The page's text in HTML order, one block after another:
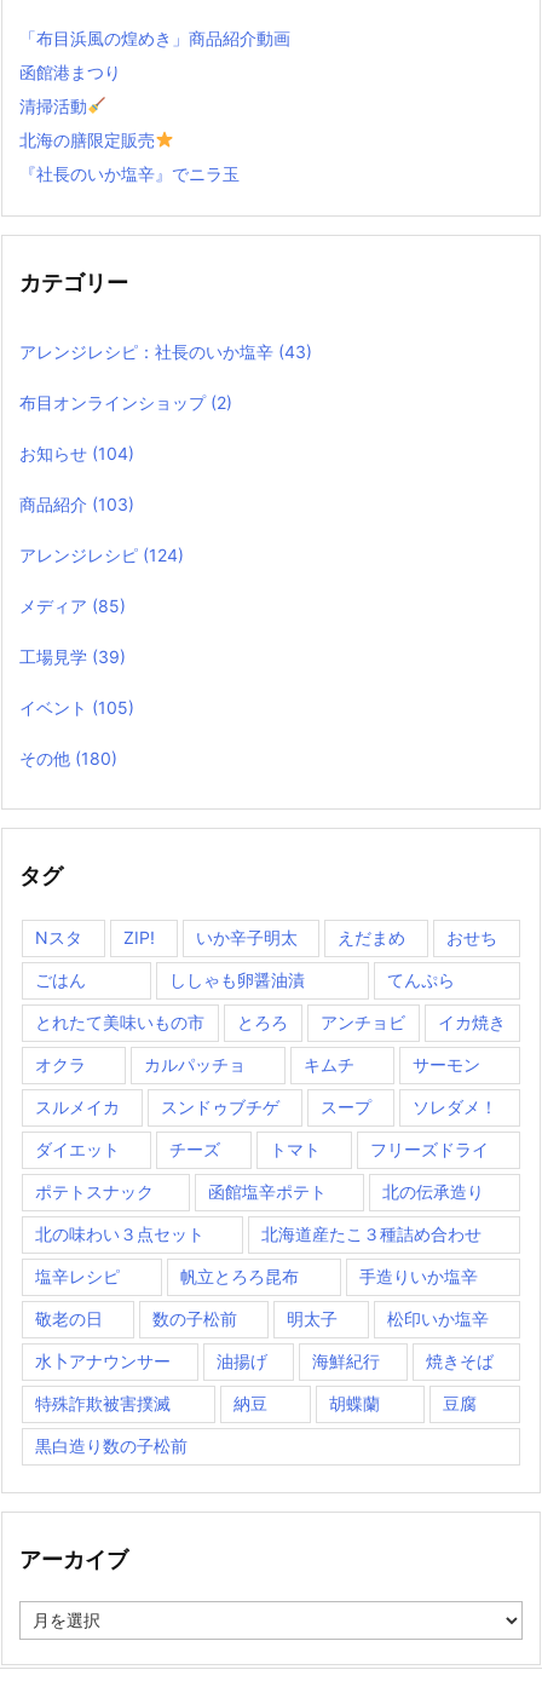
「布目浜風の煌めき」商品紹介動画
函館港まつり
清掃活動
北海の膳限定販売
『社長のいか塩辛』でニラ玉
カテゴリー
アレンジレシピ：社長のいか塩辛 (43)
布目オンラインショップ (2)
お知らせ (104)
商品紹介 (103)
アレンジレシピ (124)
メディア (85)
工場見学 (39)
イベント (105)
その他 (180)
タグ
Nスタ ZIP! いか辛子明太 えだまめ おせち
ごはん ししゃも卵醤油漬 てんぷら
とれたて美味いもの市 とろろ アンチョビ イカ焼き
オクラ カルパッチョ キムチ サーモン
スルメイカ スンドゥブチゲ スープ ソレダメ！
ダイエット チーズ トマト フリーズドライ
ポテトスナック 函館塩辛ポテト 北の伝承造り
北の味わい３点セット 北海道産たこ３種詰め合わせ
塩辛レシピ 帆立とろろ昆布 手造りいか塩辛
敬老の日 数の子松前 明太子 松印いか塩辛
水卜アナウンサー 油揚げ 海鮮紀行 焼きそば
特殊詐欺被害撲滅 納豆 胡蝶蘭 豆腐
黒白造り数の子松前
アーカイブ
ー